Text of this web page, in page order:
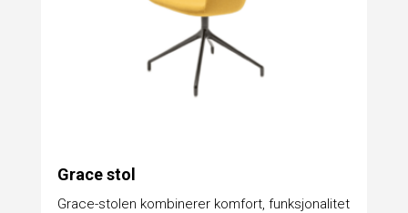
Grace stol
Grace-stolen kombinerer komfort, funksjonalitet